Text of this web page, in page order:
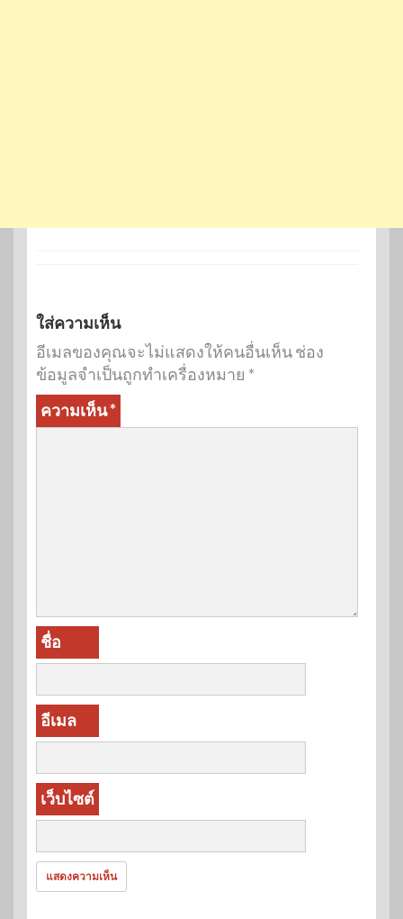
ใส่ความเห็น
อีเมลของคุณจะไม่แสดงให้คนอื่นเห็นช่อง
ข้อมูลจำเป็นถูกทำเครื่องหมาย *
ความเห็น*
ชื่อ
อีเมล
เว็บไซต์